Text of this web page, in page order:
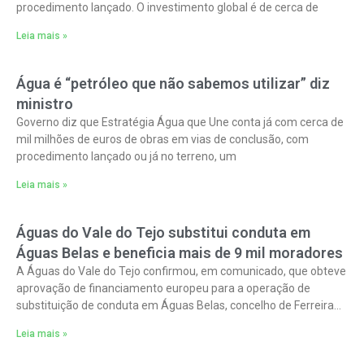
procedimento lançado. O investimento global é de cerca de
Leia mais »
Água é “petróleo que não sabemos utilizar” diz
ministro
Governo diz que Estratégia Água que Une conta já com cerca de
mil milhões de euros de obras em vias de conclusão, com
procedimento lançado ou já no terreno, um
Leia mais »
Águas do Vale do Tejo substitui conduta em
Águas Belas e beneficia mais de 9 mil moradores
A Águas do Vale do Tejo confirmou, em comunicado, que obteve
aprovação de financiamento europeu para a operação de
substituição de conduta em Águas Belas, concelho de Ferreira
Leia mais »